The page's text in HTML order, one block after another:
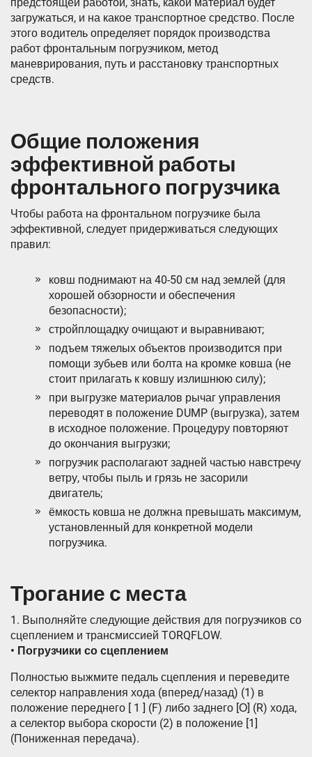
загружаться, и на какое транспортное средство. После
этого водитель определяет порядок производства
работ фронтальным погрузчиком, метод
маневрирования, путь и расстановку транспортных
средств.
Общие положения
эффективной работы
фронтального погрузчика
Чтобы работа на фронтальном погрузчике была
эффективной, следует придерживаться следующих
правил:
ковш поднимают на 40-50 см над землей (для
хорошей обзорности и обеспечения
безопасности);
стройплощадку очищают и выравнивают;
подъем тяжелых объектов производится при
помощи зубьев или болта на кромке ковша (не
стоит прилагать к ковшу излишнюю силу);
при выгрузке материалов рычаг управления
переводят в положение DUMP (выгрузка), затем
в исходное положение. Процедуру повторяют
до окончания выгрузки;
погрузчик располагают задней частью навстречу
ветру, чтобы пыль и грязь не засорили
двигатель;
ёмкость ковша не должна превышать максимум,
установленный для конкретной модели
погрузчика.
Трогание с места
1. Выполняйте следующие действия для погрузчиков со
сцеплением и трансмиссией TORQFLOW.
• Погрузчики со сцеплением
Полностью выжмите педаль сцепления и переведите
селектор направления хода (вперед/назад) (1) в
положение переднего [ 1 ] (F) либо заднего [О] (R) хода,
а селектор выбора скорости (2) в положение [1]
(Пониженная передача).